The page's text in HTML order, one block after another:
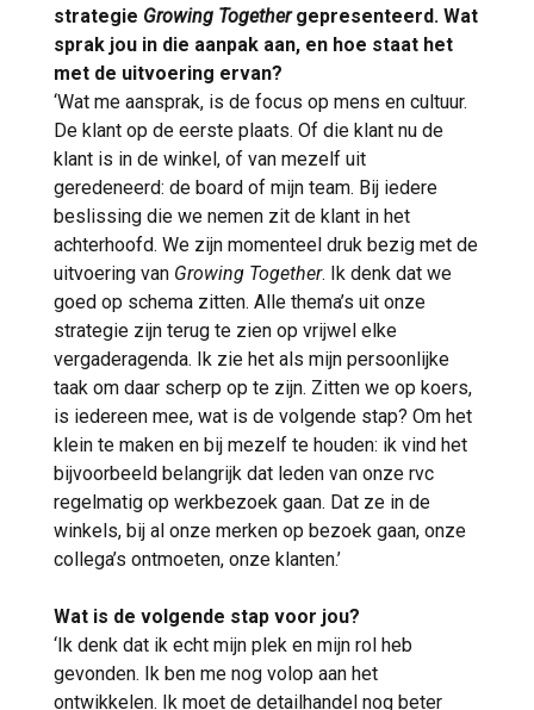
strategie Growing Togethergepresenteerd. Wat
sprak jou in die aanpak aan, en hoe staat het
met de uitvoering ervan?
‘Wat me aansprak, is de focus op mens en cultuur.
De klant op de eerste plaats. Of die klant nu de
klant is in de winkel, of van mezelf uit
geredeneerd: de board of mijn team. Bij iedere
beslissing die we nemen zit de klant in het
achterhoofd. We zijn momenteel druk bezig met de
uitvoering van Growing Together. Ik denk dat we
goed op schema zitten. Alle thema’s uit onze
strategie zijn terug te zien op vrijwel elke
vergaderagenda. Ik zie het als mijn persoonlijke
taak om daar scherp op te zijn. Zitten we op koers,
is iedereen mee, wat is de volgende stap? Om het
klein te maken en bij mezelf te houden: ik vind het
bijvoorbeeld belangrijk dat leden van onze rvc
regelmatig op werkbezoek gaan. Dat ze in de
winkels, bij al onze merken op bezoek gaan, onze
collega’s ontmoeten, onze klanten.’
Wat is de volgende stap voor jou?
‘Ik denk dat ik echt mijn plek en mijn rol heb
gevonden. Ik ben me nog volop aan het
ontwikkelen. Ik moet de detailhandel nog beter